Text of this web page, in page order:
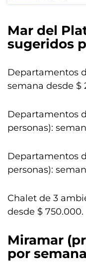
Mar del
sugeridos
Departamentos
semana desde $
Departamentos
personas):
Departamentos
personas):
Chalet de 3
desde $ 750.000.
Miramar
por